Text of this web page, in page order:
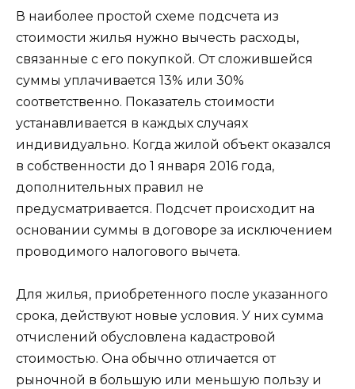
В наиболее простой схеме подсчета из
стоимости жилья нужно вычесть расходы,
связанные с его покупкой. От сложившейся
суммы уплачивается 13% или 30%
соответственно. Показатель стоимости
устанавливается в каждых случаях
индивидуально. Когда жилой объект оказался
в собственности до 1 января 2016 года,
дополнительных правил не
предусматривается. Подсчет происходит на
основании суммы в договоре за исключением
проводимого налогового вычета.
Для жилья, приобретенного после указанного
срока, действуют новые условия. У них сумма
отчислений обусловлена кадастровой
стоимостью. Она обычно отличается от
рыночной в большую или меньшую пользу и